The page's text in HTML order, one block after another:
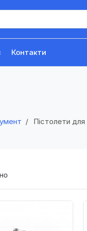
Контакти
Пістолети для